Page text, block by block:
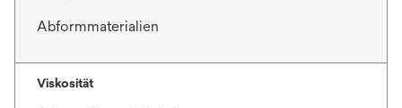
Abformmaterialien
Viskosität